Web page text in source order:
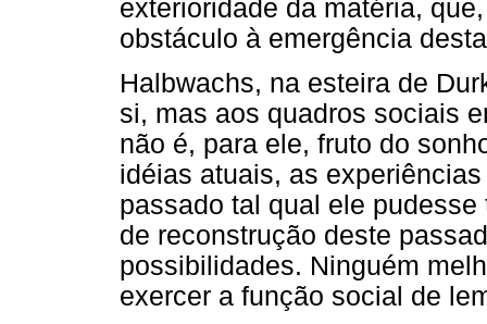
exterioridade da matéria,
obstáculo à emergência
Halbwachs, na esteira de
si, mas aos quadros sociais
não é, para ele, fruto do
idéias atuais, as
passado tal qual ele
de reconstrução deste
possibilidades. Ninguém
exercer a função social de